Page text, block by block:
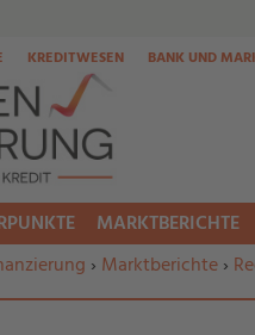
KREDITWESEN BANK UND
› Marktberichte›
MARKTBERICHTE